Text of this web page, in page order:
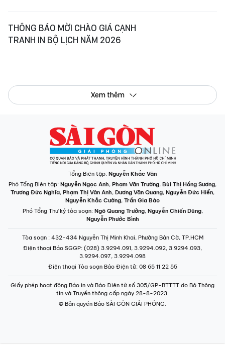
THÔNG BÁO MỜI CHÀO GIÁ CẠNH
TRANH IN BỘ LỊCH NĂM 2026
Xem thêm
Tổng Biên tập: Nguyễn Khắc Văn
Phó Tổng Biên tập: Nguyễn Ngọc Anh, Phạm Văn Trường, Bùi Thị Hồng Sương,
Trương Đức Nghĩa, Phạm Thị Vân Anh, Dương Văn Quang, Nguyễn Đức Hiển,
Nguyễn Khắc Cường, Trần Gia Bảo
Phó Tổng Thư ký tòa soạn: Ngô Quang Trưởng, Nguyễn Chiến Dũng,
Nguyễn Phước Bình
Tòa soạn : 432-434 Nguyễn Thị Minh Khai, Phường Bàn Cờ, TP.HCM
Điện thoại Báo SGGP: (028) 3.9294.091, 3.9294.092, 3.9294.093,
3.9294.097, 3.9294.098
Điện thoại Tòa soạn Báo Điện tử: 08 65 11 22 55
Giấy phép hoạt động Báo in và Báo Điện tử số 305/GP-BTTTT do Bộ Thông
tin và Truyền thông cấp ngày 28-8-2023.
© Bản quyền Báo SÀI GÒN GIẢI PHÓNG.